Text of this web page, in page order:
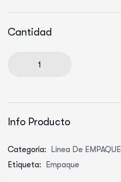
Cantidad
Info Producto
Categoría:
Línea De EMPAQUE
Etiqueta:
Empaque